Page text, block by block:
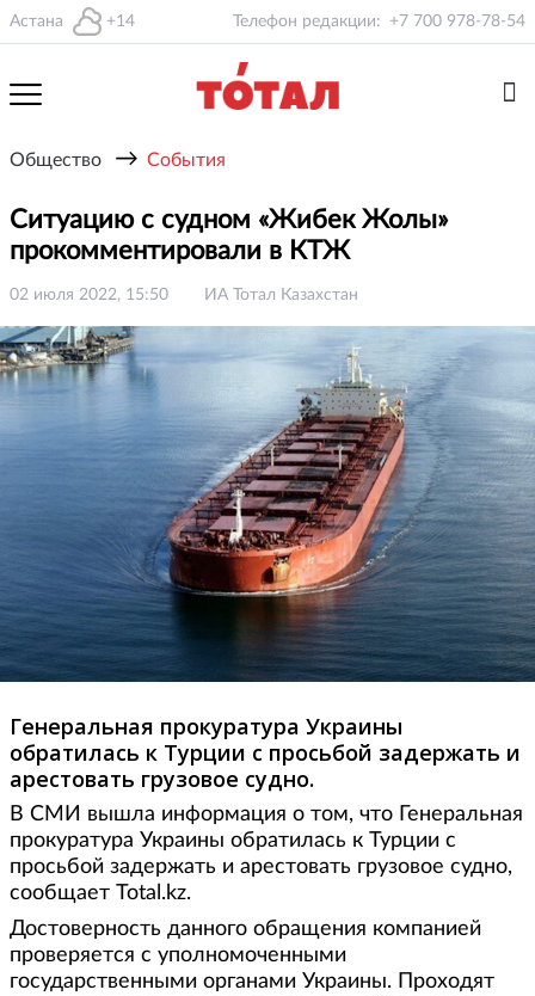
Астана +14 Телефон редакции: +7 700 978-78-54
Общество → События
Ситуацию с судном «Жибек Жолы»
прокомментировали в КТЖ
02 июля 2022, 15:50 ИА Тотал Казахстан
Генеральная прокуратура Украины
обратилась к Турции с просьбой задержать и
арестовать грузовое судно.
В СМИ вышла информация о том, что Генеральная
прокуратура Украины обратилась к Турции с
просьбой задержать и арестовать грузовое судно,
сообщает Total.kz.
Достоверность данного обращения компанией
проверяется с уполномоченными
государственными органами Украины. Проходят